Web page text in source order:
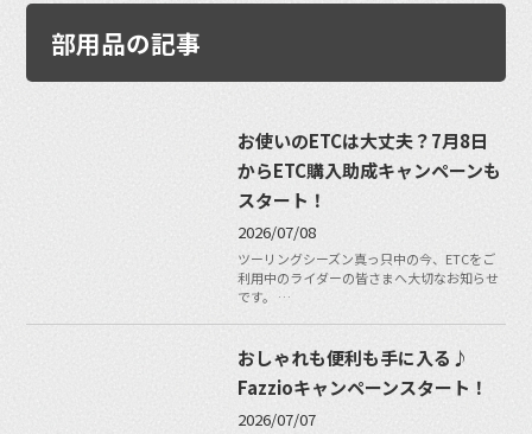
部用品の記事
お使いのETCは大丈夫？7月8日
からETC購入助成キャンペーンも
スタート！
2026/07/08
ツーリングシーズン真っ只中の今、ETCをご
利用中のライダーの皆さまへ大切なお知らせ
です。 …
おしゃれも便利も手に入る♪
Fazzioキャンペーンスタート！
2026/07/07